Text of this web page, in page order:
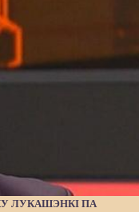
ЛУКАШЭНКІ ПА